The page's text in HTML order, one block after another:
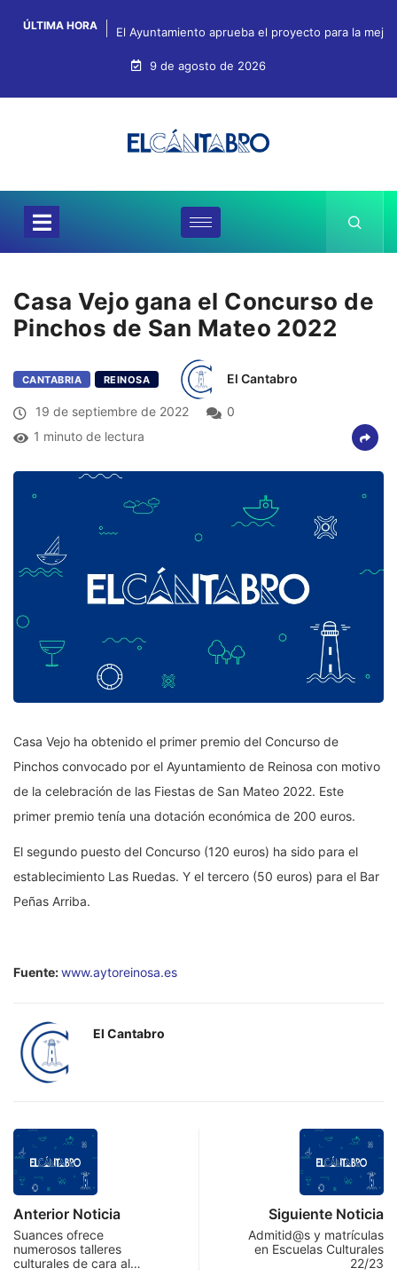
ÚLTIMA HORA El Ayuntamiento aprueba el proyecto para la
9 de agosto de 2026
Casa Vejo gana el Concurso de
Pinchos de San Mateo 2022
CANTABRIA REINOSA El Cantabro
19 de septiembre de 2022
0
1 minuto de lectura
Casa Vejo ha obtenido el primer premio del Concurso de
Pinchos convocado por el Ayuntamiento de Reinosa con motivo
de la celebración de las Fiestas de San Mateo 2022. Este
primer premio tenía una dotación económica de 200 euros.
El segundo puesto del Concurso (120 euros) ha sido para el
establecimiento Las Ruedas. Y el tercero (50 euros) para el Bar
Peñas Arriba.
Fuente:www.aytoreinosa.es
El Cantabro
Anterior Noticia
Suances ofrece
numerosos talleres
culturales de cara al…
Siguiente Noticia
Admitid@s y matrículas
en Escuelas Culturales
22/23